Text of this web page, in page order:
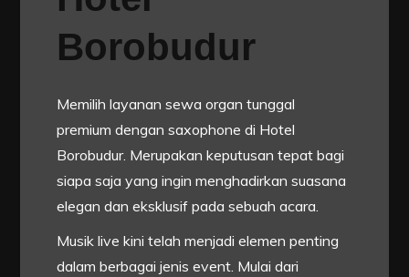
Borobudur
Memilih layanan sewa organ tunggal
premium dengan saxophone di Hotel
Borobudur. Merupakan keputusan tepat bagi
siapa saja yang ingin menghadirkan suasana
elegan dan eksklusif pada sebuah acara.
Musik live kini telah menjadi elemen penting
dalam berbagai jenis event. Mulai dari